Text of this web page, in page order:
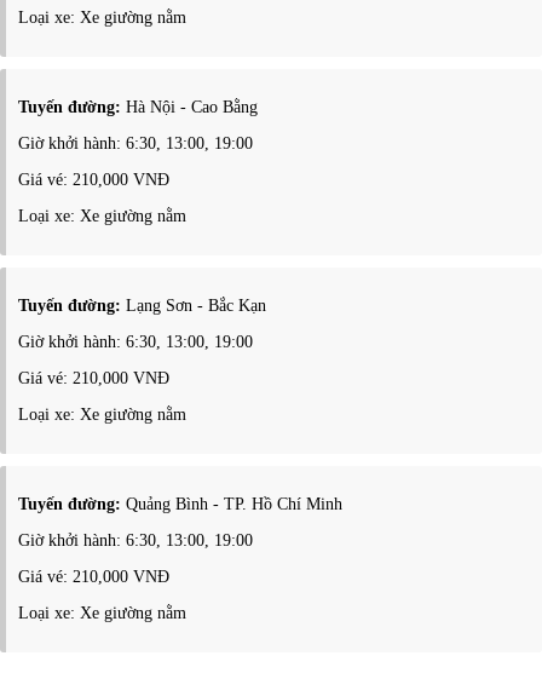
Loại xe: Xe giường nằm
Tuyến đường: Hà Nội - Cao Bằng
Giờ khởi hành: 6:30, 13:00, 19:00
Giá vé: 210,000 VNĐ
Loại xe: Xe giường nằm
Tuyến đường: Lạng Sơn - Bắc Kạn
Giờ khởi hành: 6:30, 13:00, 19:00
Giá vé: 210,000 VNĐ
Loại xe: Xe giường nằm
Tuyến đường: Quảng Bình - TP. Hồ Chí Minh
Giờ khởi hành: 6:30, 13:00, 19:00
Giá vé: 210,000 VNĐ
Loại xe: Xe giường nằm